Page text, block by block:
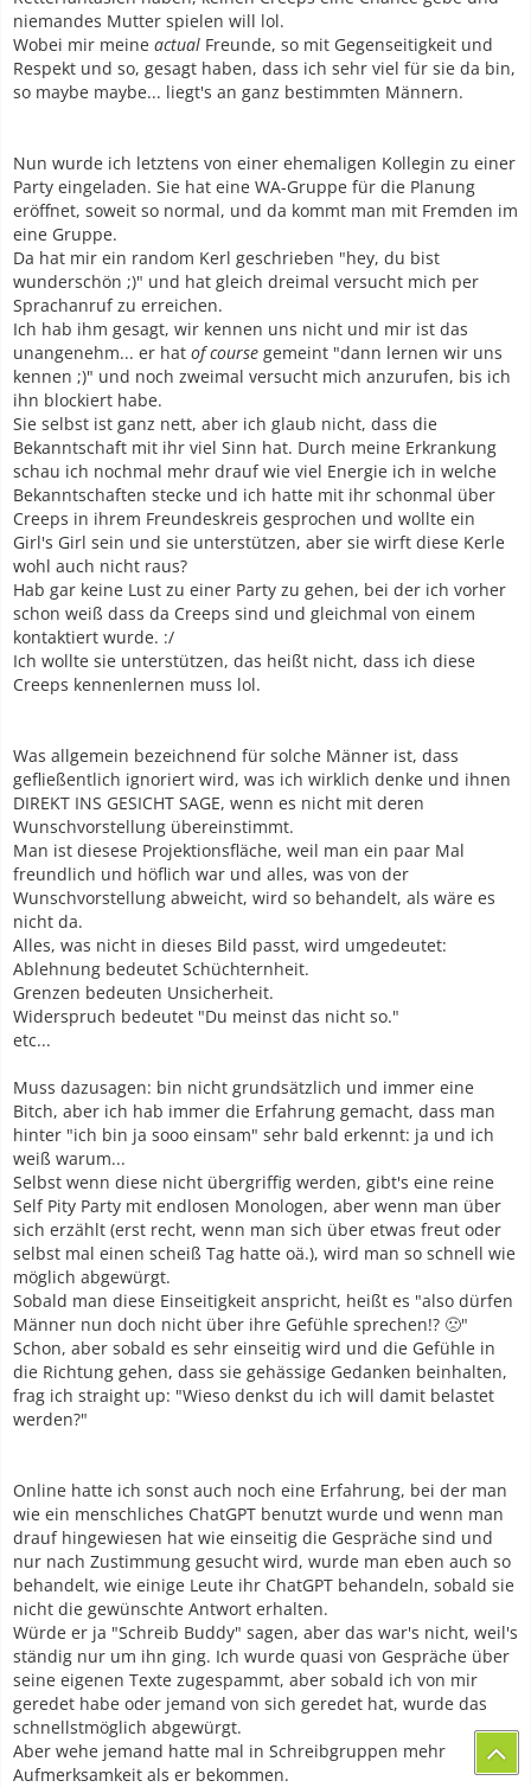
niemandes Mutter spielen will lol.
Wobei mir meine actual Freunde, so mit Gegenseitigkeit und
Respekt und so, gesagt haben, dass ich sehr viel für sie da bin,
so maybe maybe... liegt's an ganz bestimmten Männern.
Nun wurde ich letztens von einer ehemaligen Kollegin zu einer
Party eingeladen. Sie hat eine WA-Gruppe für die Planung
eröffnet, soweit so normal, und da kommt man mit Fremden im
eine Gruppe.
Da hat mir ein random Kerl geschrieben "hey, du bist
wunderschön ;)" und hat gleich dreimal versucht mich per
Sprachanruf zu erreichen.
Ich hab ihm gesagt, wir kennen uns nicht und mir ist das
unangenehm... er hat of course gemeint "dann lernen wir uns
kennen ;)" und noch zweimal versucht mich anzurufen, bis ich
ihn blockiert habe.
Sie selbst ist ganz nett, aber ich glaub nicht, dass die
Bekanntschaft mit ihr viel Sinn hat. Durch meine Erkrankung
schau ich nochmal mehr drauf wie viel Energie ich in welche
Bekanntschaften stecke und ich hatte mit ihr schonmal über
Creeps in ihrem Freundeskreis gesprochen und wollte ein
Girl's Girl sein und sie unterstützen, aber sie wirft diese Kerle
wohl auch nicht raus?
Hab gar keine Lust zu einer Party zu gehen, bei der ich vorher
schon weiß dass da Creeps sind und gleichmal von einem
kontaktiert wurde. :/
Ich wollte sie unterstützen, das heißt nicht, dass ich diese
Creeps kennenlernen muss lol.
Was allgemein bezeichnend für solche Männer ist, dass
gefließentlich ignoriert wird, was ich wirklich denke und ihnen
DIREKT INS GESICHT SAGE, wenn es nicht mit deren
Wunschvorstellung übereinstimmt.
Man ist diesese Projektionsfläche, weil man ein paar Mal
freundlich und höflich war und alles, was von der
Wunschvorstellung abweicht, wird so behandelt, als wäre es
nicht da.
Alles, was nicht in dieses Bild passt, wird umgedeutet:
Ablehnung bedeutet Schüchternheit.
Grenzen bedeuten Unsicherheit.
Widerspruch bedeutet "Du meinst das nicht so."
etc...
Muss dazusagen: bin nicht grundsätzlich und immer eine
Bitch, aber ich hab immer die Erfahrung gemacht, dass man
hinter "ich bin ja sooo einsam" sehr bald erkennt: ja und ich
weiß warum...
Selbst wenn diese nicht übergriffig werden, gibt's eine reine
Self Pity Party mit endlosen Monologen, aber wenn man über
sich erzählt (erst recht, wenn man sich über etwas freut oder
selbst mal einen scheiß Tag hatte oä.), wird man so schnell wie
möglich abgewürgt.
Sobald man diese Einseitigkeit anspricht, heißt es "also dürfen
Männer nun doch nicht über ihre Gefühle sprechen!? 🙁"
Schon, aber sobald es sehr einseitig wird und die Gefühle in
die Richtung gehen, dass sie gehässige Gedanken beinhalten,
frag ich straight up: "Wieso denkst du ich will damit belastet
werden?"
Online hatte ich sonst auch noch eine Erfahrung, bei der man
wie ein menschliches ChatGPT benutzt wurde und wenn man
drauf hingewiesen hat wie einseitig die Gespräche sind und
nur nach Zustimmung gesucht wird, wurde man eben auch so
behandelt, wie einige Leute ihr ChatGPT behandeln, sobald sie
nicht die gewünschte Antwort erhalten.
Würde er ja "Schreib Buddy" sagen, aber das war's nicht, weil's
ständig nur um ihn ging. Ich wurde quasi von Gespräche über
seine eigenen Texte zugespammt, aber sobald ich von mir
geredet habe oder jemand von sich geredet hat, wurde das
schnellstmöglich abgewürgt.
Aber wehe jemand hatte mal in Schreibgruppen mehr
Aufmerksamkeit als er bekommen.